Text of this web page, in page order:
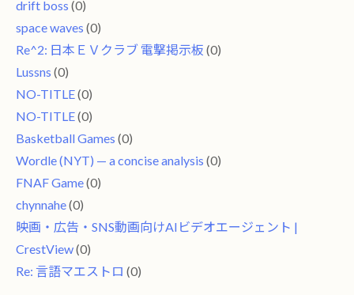
drift boss (0)
space waves (0)
Re^2: 日本ＥＶクラブ 電撃掲示板 (0)
Lussns (0)
NO-TITLE(0)
NO-TITLE(0)
Basketball Games (0)
Wordle (NYT) — a concise analysis (0)
FNAF Game(0)
chynnahe(0)
映画・広告・SNS動画向けAIビデオエージェント |
CrestView(0)
Re: 言語マエストロ (0)